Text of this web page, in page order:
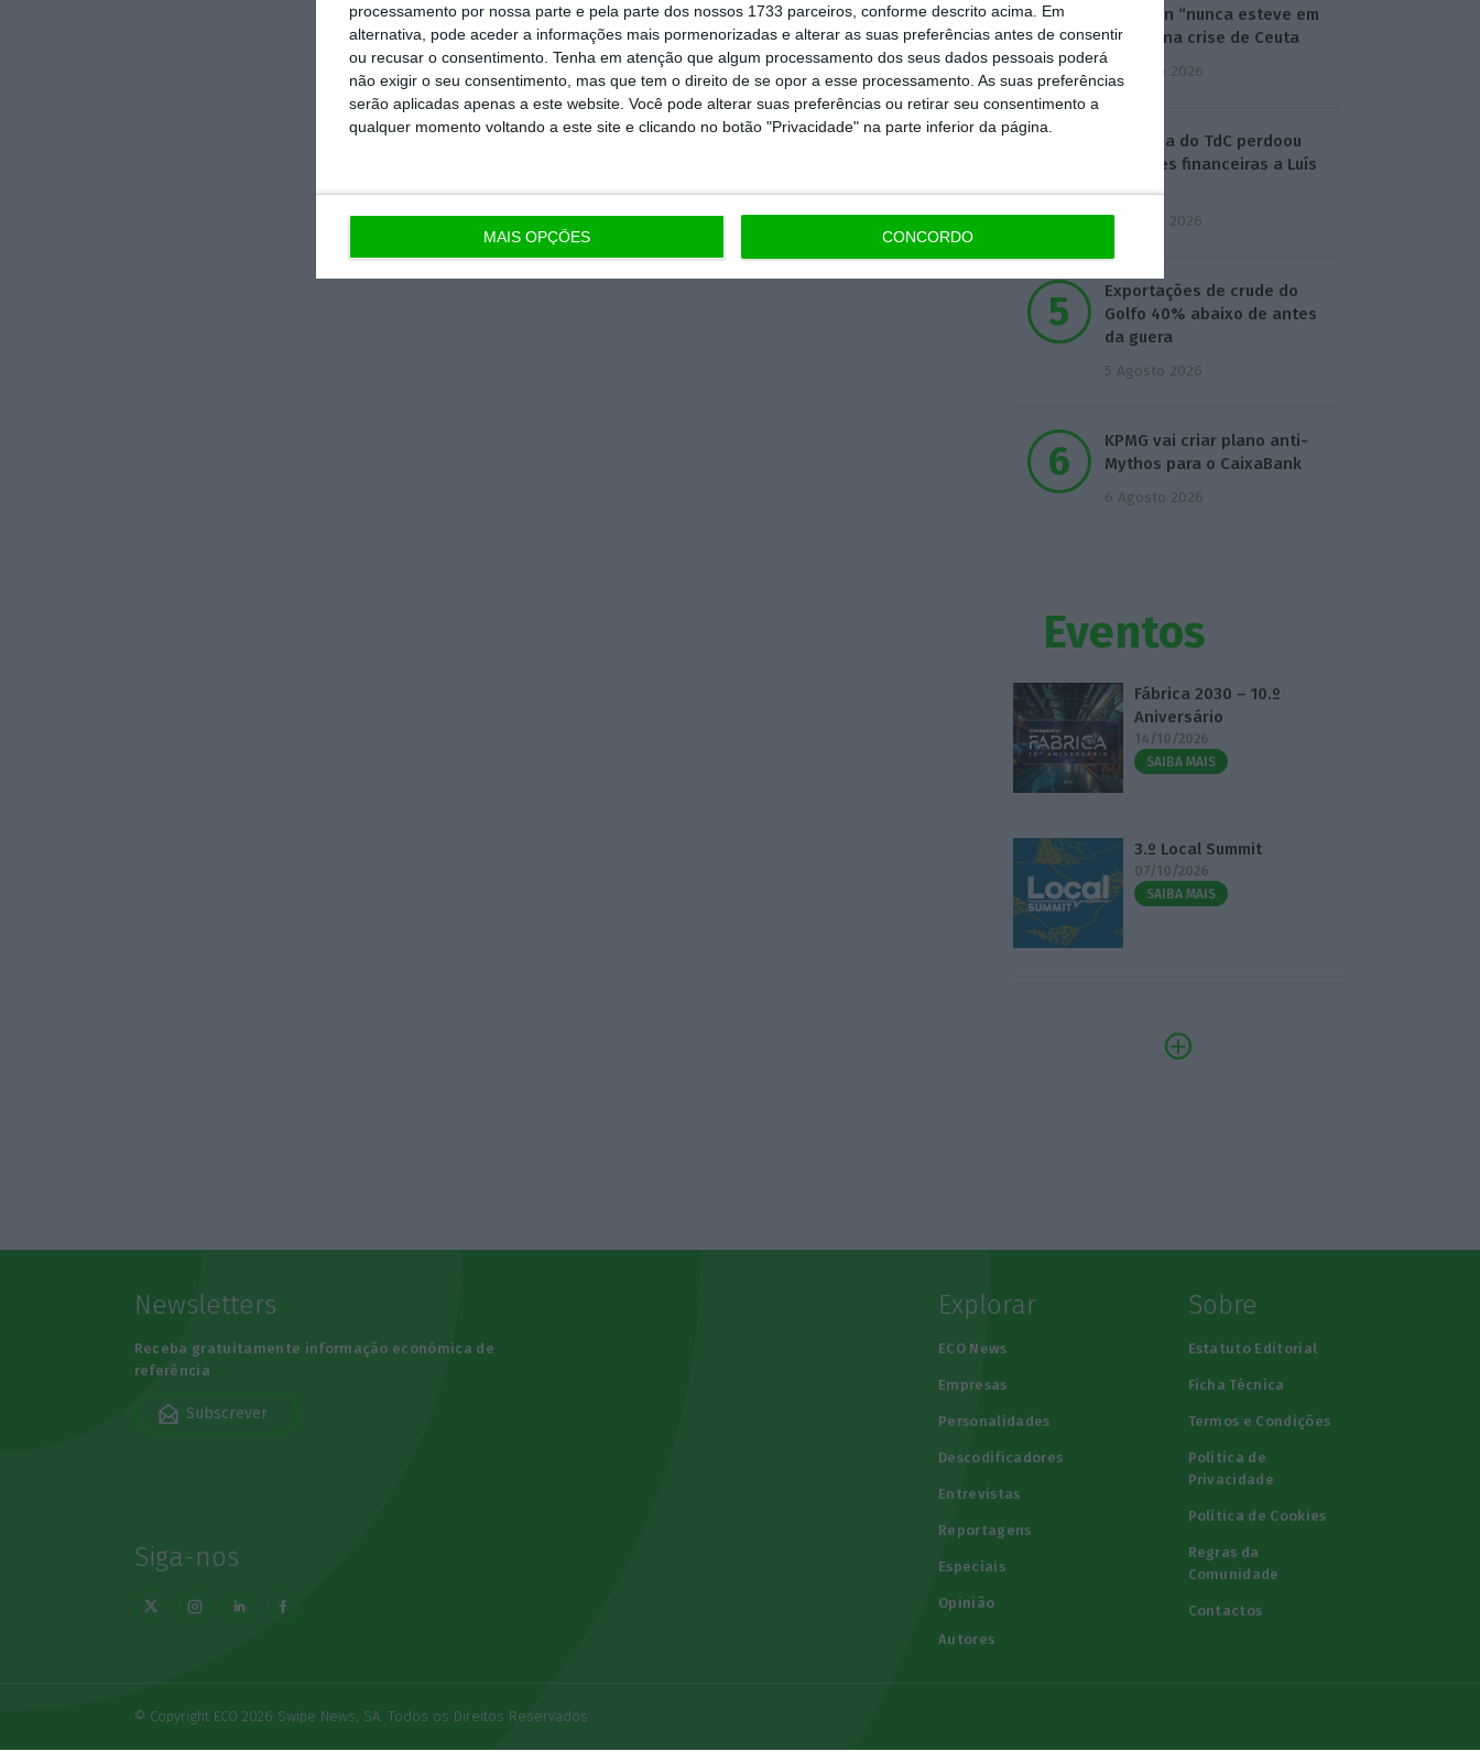
processamento por nossa parte e pela parte dos nossos 1733 parceiros, conforme descrito acima. Em
alternativa, pode aceder a informações mais pormenorizadas e alterar as suas preferências antes de consentir
ou recusar o consentimento. Tenha em atenção que algum processamento dos seus dados pessoais poderá
não exigir o seu consentimento, mas que tem o direito de se opor a esse processamento. As suas preferências
serão aplicadas apenas a este website. Você pode alterar suas preferências ou retirar seu consentimento a
qualquer momento voltando a este site e clicando no botão "Privacidade" na parte inferior da página.
MAIS OPÇÕES CONCORDO
Shengen “nunca esteve em
causa” na crise de Ceuta
4 Agosto 2026
Auditoria do TdC perdoou
infrações financeiras a Luís
5 Agosto 2026
Exportações de crude do
Golfo 40% abaixo de antes
da guera
5 Agosto 2026
KPMG vai criar plano anti-
Mythos para o CaixaBank
6 Agosto 2026
Eventos
Fábrica 2030 – 10.º
Aniversário
14/10/2026
SAIBA MAIS
3.º Local Summit
07/10/2026
SAIBA MAIS
Newsletters
Receba gratuitamente informação económica de
referência
Subscrever
Siga-nos
Explorar
ECO News
Empresas
Personalidades
Descodificadores
Entrevistas
Reportagens
Especiais
Opinião
Autores
Sobre
Estatuto Editorial
Ficha Técnica
Termos e Condições
Política de
Privacidade
Política de Cookies
Regras da
Comunidade
Contactos
© Copyright ECO 2026 Swipe News, SA. Todos os Direitos Reservados